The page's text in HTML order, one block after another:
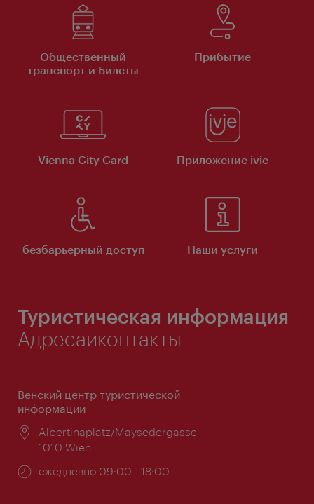
Общественный
транспорт и Билеты
Прибытие
Vienna City Card Приложение ivie
безбарьерный доступ Наши услуги
Туристическая информация
Адресаиконтакты
Венский центр туристической
информации
Расположение:
Albertinaplatz/Maysedergasse
1010 Wien
Часы
ежедневно 09:00 - 18:00